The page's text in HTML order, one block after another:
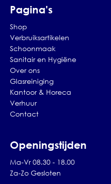
Pagina's
Shop
Verbruiksartikelen
Schoonmaak
Sanitair en Hygiëne
Over ons
Glasreiniging
Kantoor & Horeca
Verhuur
Contact
Openingstijden
Ma-Vr 08.30 - 18.00
Za-Zo Gesloten